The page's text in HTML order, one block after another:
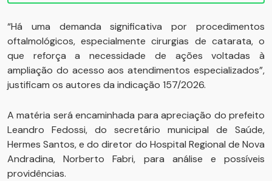
“Há uma demanda significativa por procedimentos
oftalmológicos, especialmente cirurgias de catarata, o
que reforça a necessidade de ações voltadas à
ampliação do acesso aos atendimentos especializados”,
justificam os autores da indicação 157/2026.
A matéria será encaminhada para apreciação do prefeito
Leandro Fedossi, do secretário municipal de Saúde,
Hermes Santos, e do diretor do Hospital Regional de Nova
Andradina, Norberto Fabri, para análise e possíveis
providências.